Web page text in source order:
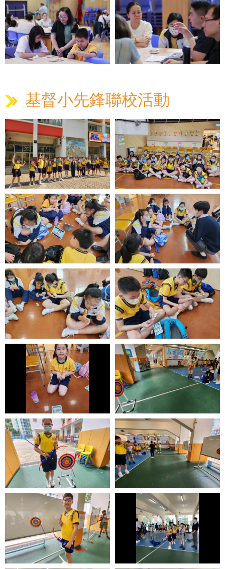
基督小先鋒聯校活動